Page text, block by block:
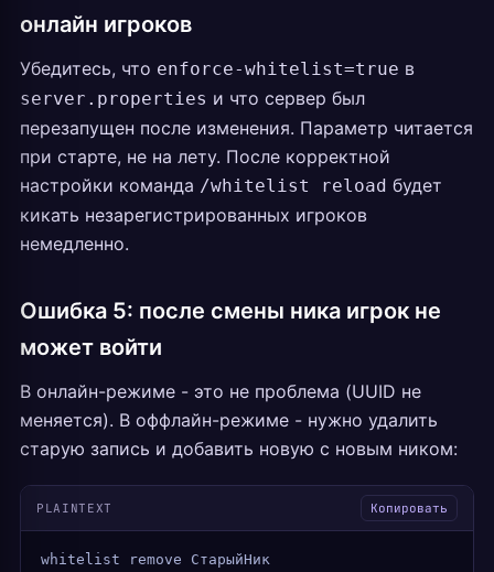
онлайн игроков
Убедитесь, что enforce-whitelist=true в
server.properties и что сервер был
перезапущен после изменения. Параметр читается
при старте, не на лету. После корректной
настройки команда /whitelist reload будет
кикать незарегистрированных игроков
немедленно.
Ошибка 5: после смены ника игрок не
может войти
В онлайн-режиме - это не проблема (UUID не
меняется). В оффлайн-режиме - нужно удалить
старую запись и добавить новую с новым ником:
PLAINTEXT Копировать
whitelist remove СтарыйНик